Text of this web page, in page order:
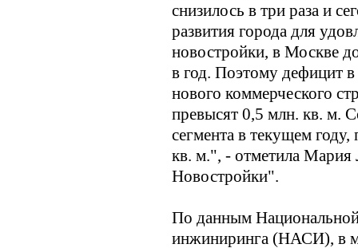
снизилось в три раза и
развития города для
новостройки, в Москве
в год. Поэтому дефицит
нового коммерческого
превысят 0,5 млн. кв. м.
сегмента в текущем
кв. м.", - отметила
Новостройки".
По данным Национальной
инжиниринга (НАСИ), в